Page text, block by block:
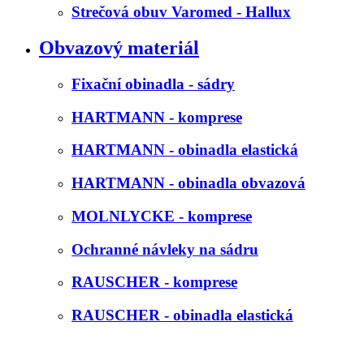
Strečová obuv Varomed - Hallux
Obvazový materiál
Fixační obinadla - sádry
HARTMANN - komprese
HARTMANN - obinadla elastická
HARTMANN - obinadla obvazová
MOLNLYCKE - komprese
Ochranné návleky na sádru
RAUSCHER - komprese
RAUSCHER - obinadla elastická